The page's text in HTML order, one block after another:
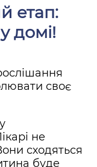
етап:
домі!
своє
не
сходяться
буде